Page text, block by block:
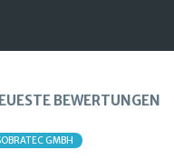
BEWERTUNGEN
GMBH